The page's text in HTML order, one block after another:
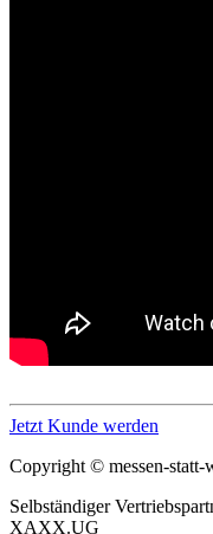
Jetzt Kunde werden
Copyright © messen-statt-
Selbständiger
XAXX.UG